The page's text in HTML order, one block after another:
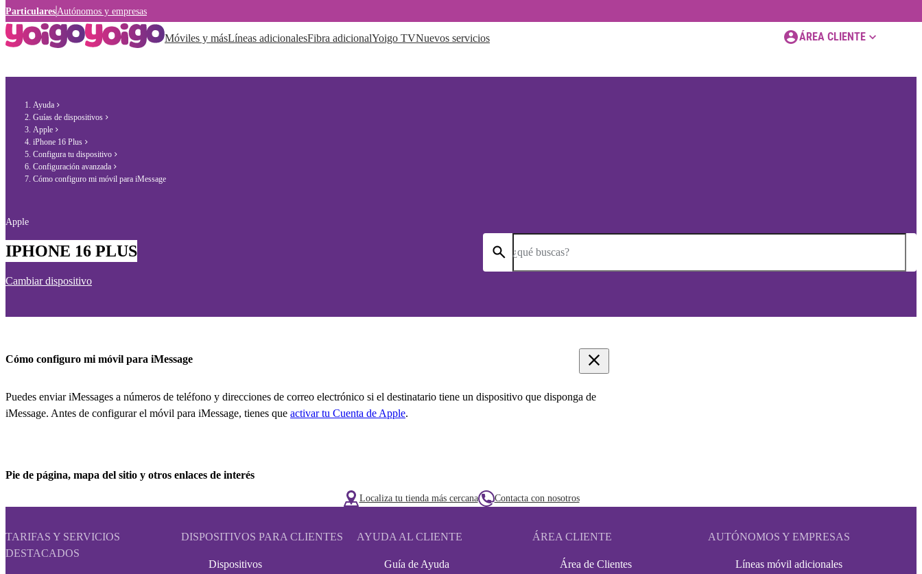
Particulares Autónomos y empresas
Móviles y másLíneas adicionalesFibra adicionalYoigo TVNuevos servicios ÁREA CLIENTE
Ayuda
Guías de dispositivos
Apple
iPhone 16 Plus
Configura tu dispositivo
Configuración avanzada
Cómo configuro mi móvil para iMessage
Apple
IPHONE 16 PLUS
Cambiar dispositivo
¿qué buscas?
Cómo configuro mi móvil para iMessage
Puedes enviar iMessages a números de teléfono y direcciones de correo electrónico si el destinatario tiene un dispositivo que disponga de
iMessage. Antes de configurar el móvil para iMessage, tienes que activar tu Cuenta de Apple.
Pie de página, mapa del sitio y otros enlaces de interés
Localiza tu tienda más cercana Contacta con nosotros
TARIFAS Y SERVICIOS
DESTACADOS
DISPOSITIVOS PARA CLIENTES
Dispositivos
AYUDA AL CLIENTE
Guía de Ayuda
ÁREA CLIENTE
Área de Clientes
AUTÓNOMOS Y EMPRESAS
Líneas móvil adicionales